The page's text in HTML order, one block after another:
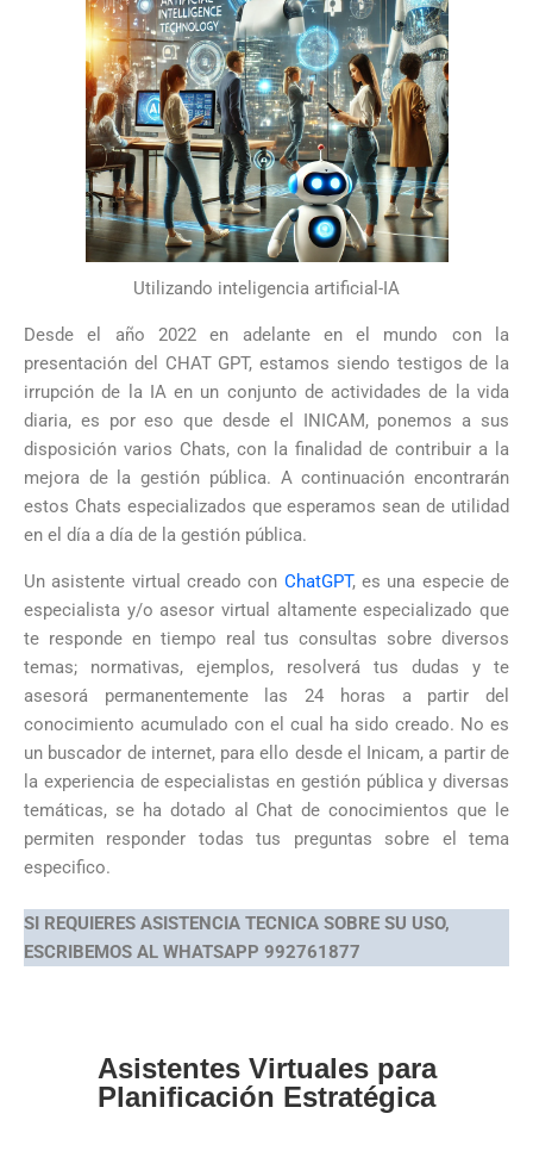
Utilizando inteligencia artificial-IA
Desde el año 2022 en adelante en el mundo con la
presentación del CHAT GPT, estamos siendo testigos de la
irrupción de la IA en un conjunto de actividades de la vida
diaria, es por eso que desde el INICAM, ponemos a sus
disposición varios Chats, con la finalidad de contribuir a la
mejora de la gestión pública. A continuación encontrarán
estos Chats especializados que esperamos sean de utilidad
en el día a día de la gestión pública.
Un asistente virtual creado con ChatGPT, es una especie de
especialista y/o asesor virtual altamente especializado que
te responde en tiempo real tus consultas sobre diversos
temas; normativas, ejemplos, resolverá tus dudas y te
asesorá permanentemente las 24 horas a partir del
conocimiento acumulado con el cual ha sido creado. No es
un buscador de internet, para ello desde el Inicam, a partir de
la experiencia de especialistas en gestión pública y diversas
temáticas, se ha dotado al Chat de conocimientos que le
permiten responder todas tus preguntas sobre el tema
especifico.
SI REQUIERES ASISTENCIA TECNICA SOBRE SU USO,
ESCRIBEMOS AL WHATSAPP 992761877
Asistentes Virtuales para
Planificación Estratégica